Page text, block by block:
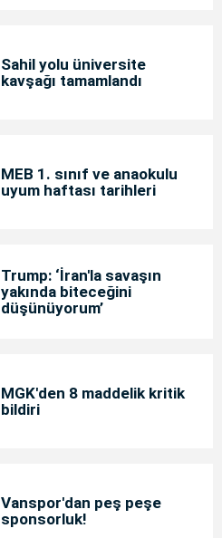
Sahil yolu üniversite
kavşağı tamamlandı
MEB 1. sınıf ve anaokulu
uyum haftası tarihleri
Trump: ‘İran'la savaşın
yakında biteceğini
düşünüyorum’
MGK'den 8 maddelik kritik
bildiri
Vanspor'dan peş peşe
sponsorluk!